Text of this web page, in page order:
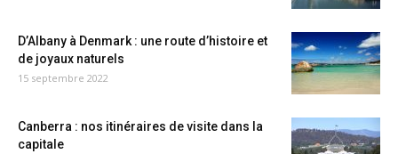
D’Albany à Denmark : une route d’histoire et
de joyaux naturels
15 septembre 2022
Canberra : nos itinéraires de visite dans la
capitale